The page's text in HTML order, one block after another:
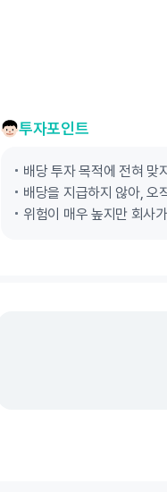
투자포인트
배당 투자 목적에 전혀 맞
배당을 지급하지 않아, 오
위험이 매우 높지만 회사